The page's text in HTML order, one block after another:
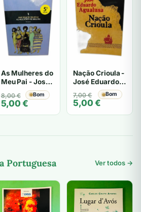
As Mulheres do
Meu Pai - José
Eduardo
Agualusa
8,00€
O
preço
original
8,00 €.
5,00€
O
preço
atual
5,00 €.
Bom
Nação Crioula -
José Eduardo
Agualusa
7,00€
O
preço
original
7,00 €.
5,00€
O
preço
atual
5,00 €.
Bom
Portuguesa Ver todos →